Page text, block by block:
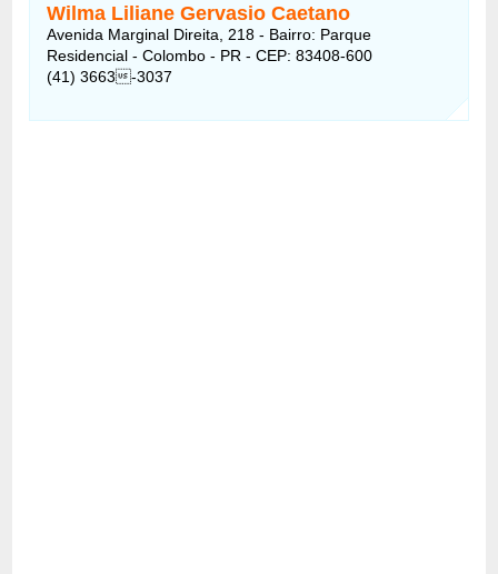
Wilma Liliane Gervasio Caetano
Avenida Marginal Direita, 218 - Bairro: Parque
Residencial - Colombo - PR - CEP: 83408-600
(41) 3663-3037